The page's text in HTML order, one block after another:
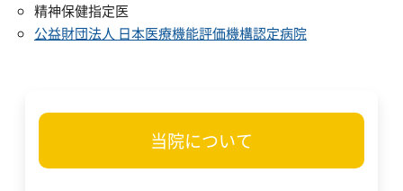
精神保健指定医
公益財団法人 日本医療機能評価機構認定病院
当院について